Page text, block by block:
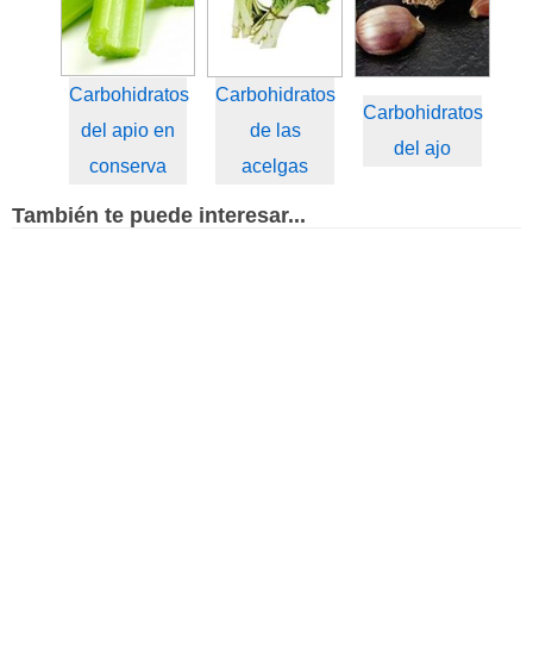
Carbohidratos
del apio en
conserva
Carbohidratos
de las
acelgas
Carbohidratos
del ajo
También te puede interesar...